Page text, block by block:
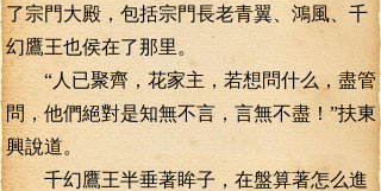
了宗門大殿，包括宗門長老青翼、鴻風、千
幻鷹王也侯在了那里。
“人已聚齊，花家主，若想問什么，盡管
問，他們絕對是知無不言，言無不盡！”扶東
興說道。
千幻鷹王半垂著眸子，在盤算著怎么進